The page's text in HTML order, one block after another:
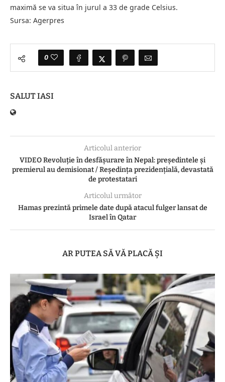
maximă se va situa în jurul a 33 de grade Celsius.
Sursa: Agerpres
0
SALUT IASI
Articolul anterior
VIDEO Revoluție în desfășurare în Nepal: președintele și
premierul au demisionat / Reședința prezidențială, devastată
de protestatari
Articolul următor
Hamas prezintă primele date după atacul fulger lansat de
Israel în Qatar
AR PUTEA SĂ VĂ PLACĂ ȘI